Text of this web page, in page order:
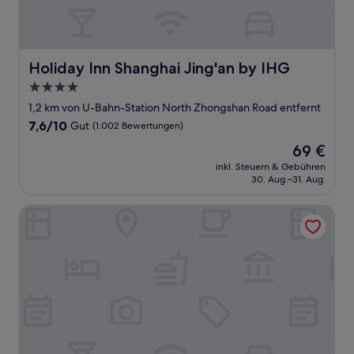
Holiday Inn Shanghai Jing'an by IHG
Holiday Inn Shanghai Jing'an by IHG
4.0-
Sterne-
Unterkunft
1,2 km von U-Bahn-Station North Zhongshan Road entfernt
7.6
7,6/10 Gut (1.002 Bewertungen)
Der
Preis
beträgt
69 €
inkl. Steuern & Gebühren
30. Aug.–31. Aug.